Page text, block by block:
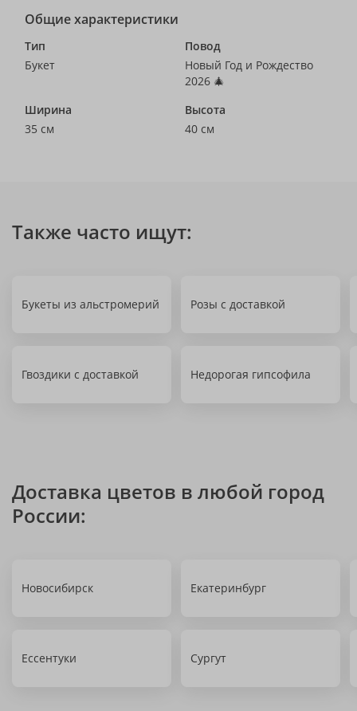
Общие характеристики
Тип
Букет
Повод
Новый Год и Рождество
2026 🎄
Ширина
35 см
Высота
40 см
Также часто ищут:
Букеты из альстромерий Розы с доставкой
Гвоздики с доставкой Недорогая гипсофила
Доставка цветов в любой город
России:
Новосибирск Екатеринбург
Ессентуки Сургут